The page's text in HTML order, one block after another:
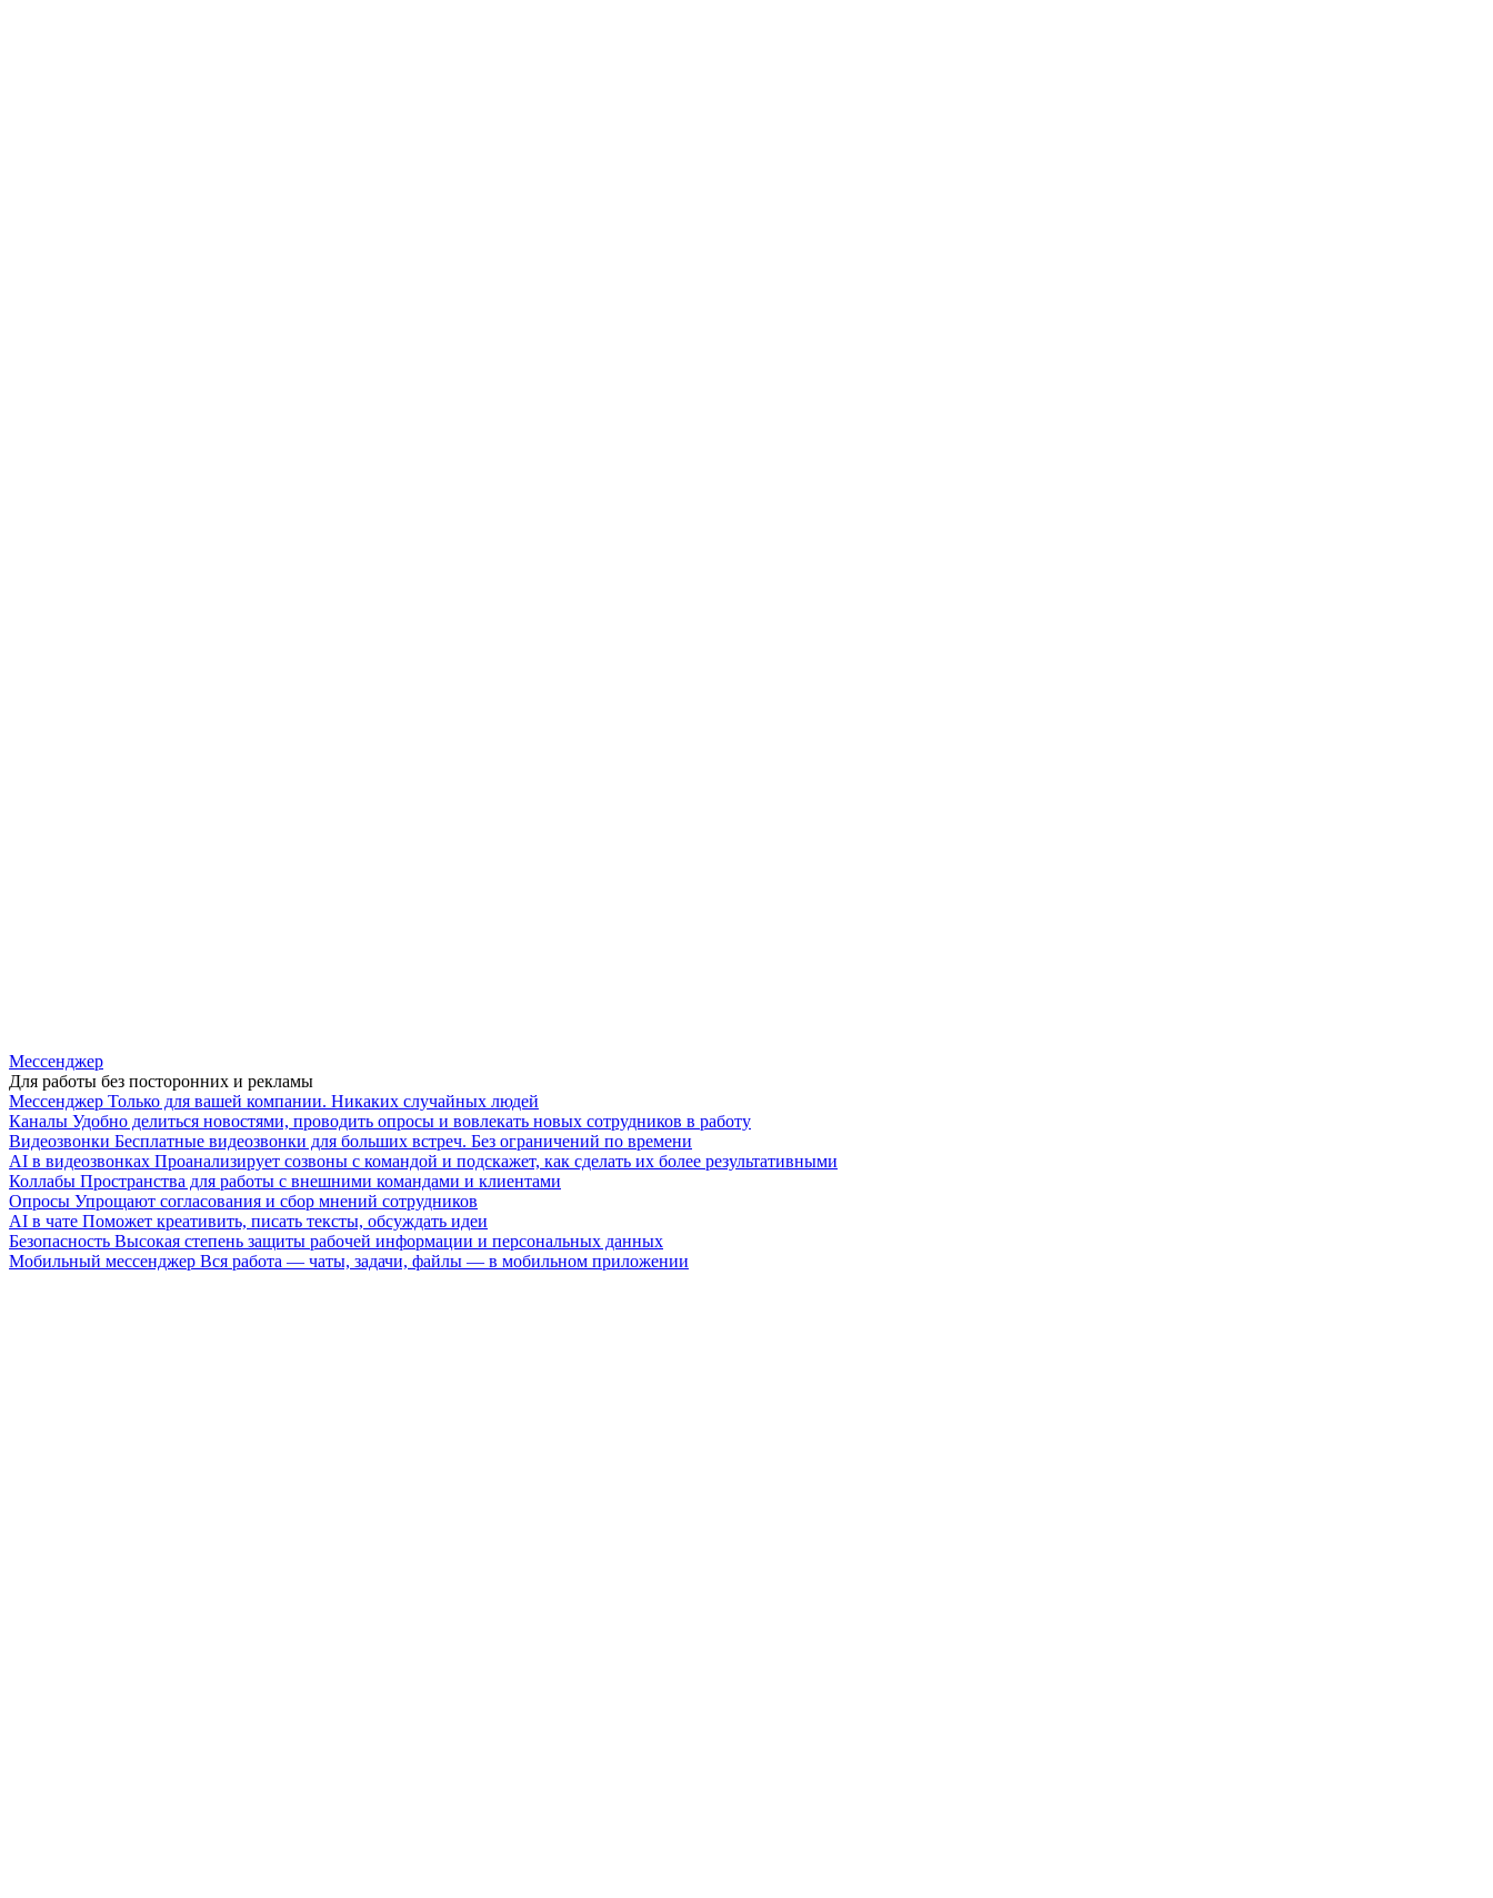
Мессенджер
Для работы без посторонних и рекламы
Мессенджер Только для вашей компании. Никаких случайных людей
Каналы Удобно делиться новостями, проводить опросы и вовлекать новых сотрудников в работу
Видеозвонки Бесплатные видеозвонки для больших встреч. Без ограничений по времени
AI в видеозвонках Проанализирует созвоны с командой и подскажет, как сделать их более результативными
Коллабы Пространства для работы с внешними командами и клиентами
Опросы Упрощают согласования и сбор мнений сотрудников
AI в чате Поможет креативить, писать тексты, обсуждать идеи
Безопасность Высокая степень защиты рабочей информации и персональных данных
Мобильный мессенджер Вся работа — чаты, задачи, файлы — в мобильном приложении